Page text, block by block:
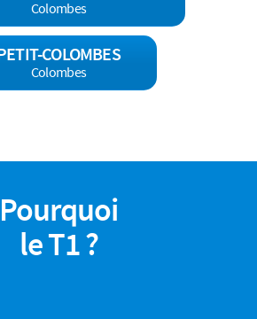
Colombes
COLOMBES
Colombes
Pourquoi
le T1 ?